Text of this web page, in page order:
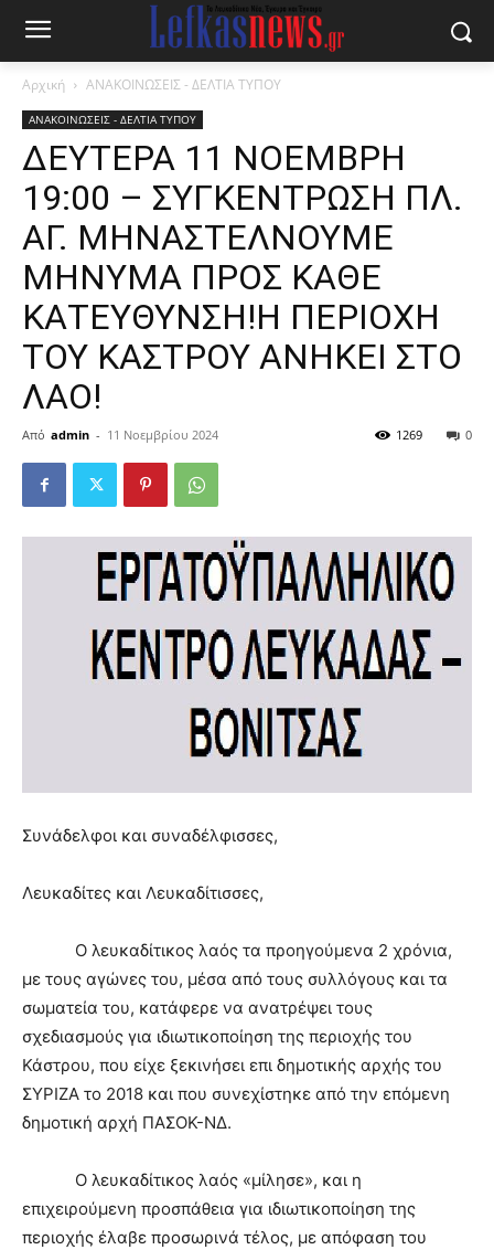
Αρχική ΑΝΑΚΟΙΝΩΣΕΙΣ - ΔΕΛΤΙΑ ΤΥΠΟΥ
ΑΝΑΚΟΙΝΩΣΕΙΣ - ΔΕΛΤΙΑ ΤΥΠΟΥ
ΔΕΥΤΕΡΑ 11 ΝΟΕΜΒΡΗ
19:00 – ΣΥΓΚΕΝΤΡΩΣΗ ΠΛ.
ΑΓ. ΜΗΝΑΣΤΕΛΝΟΥΜΕ
ΜΗΝΥΜΑ ΠΡΟΣ ΚΑΘΕ
ΚΑΤΕΥΘΥΝΣΗ!Η ΠΕΡΙΟΧΗ
ΤΟΥ ΚΑΣΤΡΟΥ ΑΝΗΚΕΙ ΣΤΟ
ΛΑΟ!
Από admin - 11 Νοεμβρίου 2024 0
1269
Συνάδελφοι και συναδέλφισσες,
Λευκαδίτες και Λευκαδίτισσες,
Ο λευκαδίτικος λαός τα προηγούμενα 2 χρόνια,
με τους αγώνες του, μέσα από τους συλλόγους και τα
σωματεία του, κατάφερε να ανατρέψει τους
σχεδιασμούς για ιδιωτικοποίηση της περιοχής του
Κάστρου, που είχε ξεκινήσει επι δημοτικής αρχής του
ΣΥΡΙΖΑ το 2018 και που συνεχίστηκε από την επόμενη
δημοτική αρχή ΠΑΣΟΚ-ΝΔ.
Ο λευκαδίτικος λαός «μίλησε», και η
επιχειρούμενη προσπάθεια για ιδιωτικοποίηση της
περιοχής έλαβε προσωρινά τέλος, με απόφαση του